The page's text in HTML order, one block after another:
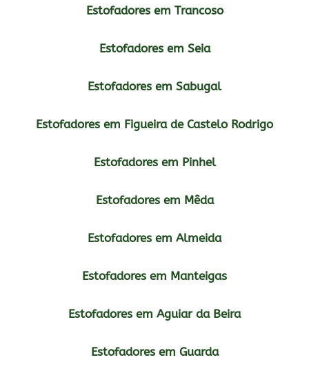
Estofadores em Trancoso
Estofadores em Seia
Estofadores em Sabugal
Estofadores em Figueira de Castelo Rodrigo
Estofadores em Pinhel
Estofadores em Mêda
Estofadores em Almeida
Estofadores em Manteigas
Estofadores em Aguiar da Beira
Estofadores em Guarda